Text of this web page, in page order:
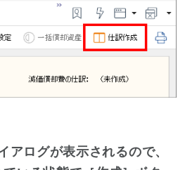
アログが表示されるので、